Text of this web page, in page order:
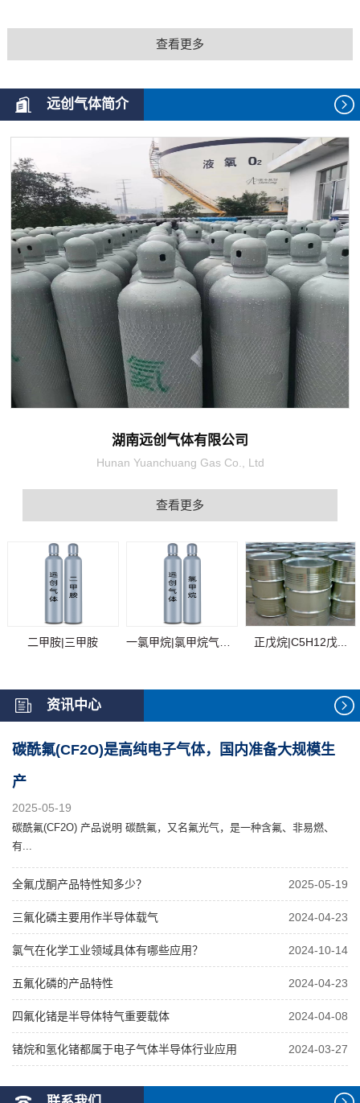
查看更多
远创气体简介
湖南远创气体有限公司
Hunan Yuanchuang Gas Co., Ltd
查看更多
二甲胺|三甲胺 正戊烷|C5H12戊...
资讯中心
碳酰氟(CF2O)是高纯电子气体，国内准备大规模生
产
2025-05-19
碳酰氟(CF2O) 产品说明 碳酰氟，又名氟光气，是一种含氟、非易燃、
有...
全氟戊酮产品特性知多少？ 2025-05-19
三氟化磷主要用作半导体载气 2024-04-23
氯气在化学工业领域具体有哪些应用？ 2024-10-14
五氟化磷的产品特性 2024-04-23
四氟化锗是半导体特气重要载体 2024-04-08
锗烷和氢化锗都属于电子气体半导体行业应用 2024-03-27